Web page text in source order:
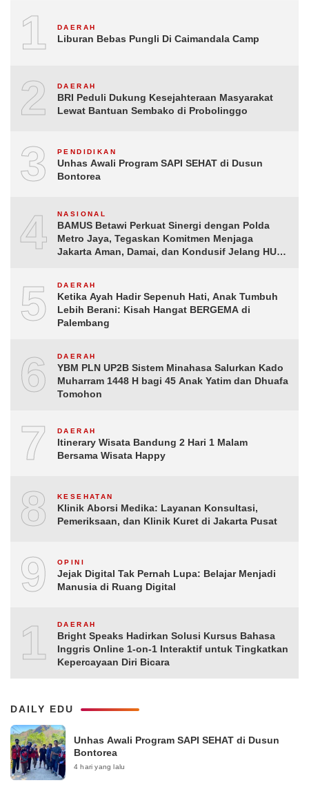
1 DAERAH
Liburan Bebas Pungli Di Caimandala Camp
2 DAERAH
BRI Peduli Dukung Kesejahteraan Masyarakat
Lewat Bantuan Sembako di Probolinggo
3 PENDIDIKAN
Unhas Awali Program SAPI SEHAT di Dusun
Bontorea
4 NASIONAL
BAMUS Betawi Perkuat Sinergi dengan Polda
Metro Jaya, Tegaskan Komitmen Menjaga
Jakarta Aman, Damai, dan Kondusif Jelang HUT
5 DAERAH
Ketika Ayah Hadir Sepenuh Hati, Anak Tumbuh
Lebih Berani: Kisah Hangat BERGEMA di
Palembang
6 DAERAH
YBM PLN UP2B Sistem Minahasa Salurkan Kado
Muharram 1448 H bagi 45 Anak Yatim dan Dhuafa
Tomohon
7 DAERAH
Itinerary Wisata Bandung 2 Hari 1 Malam
Bersama Wisata Happy
8 KESEHATAN
Klinik Aborsi Medika: Layanan Konsultasi,
Pemeriksaan, dan Klinik Kuret di Jakarta Pusat
9 OPINI
Jejak Digital Tak Pernah Lupa: Belajar Menjadi
Manusia di Ruang Digital
10DAERAH
Bright Speaks Hadirkan Solusi Kursus Bahasa
Inggris Online 1-on-1 Interaktif untuk Tingkatkan
Kepercayaan Diri Bicara
DAILY EDU
Unhas Awali Program SAPI SEHAT di Dusun
Bontorea
4 hari yang lalu